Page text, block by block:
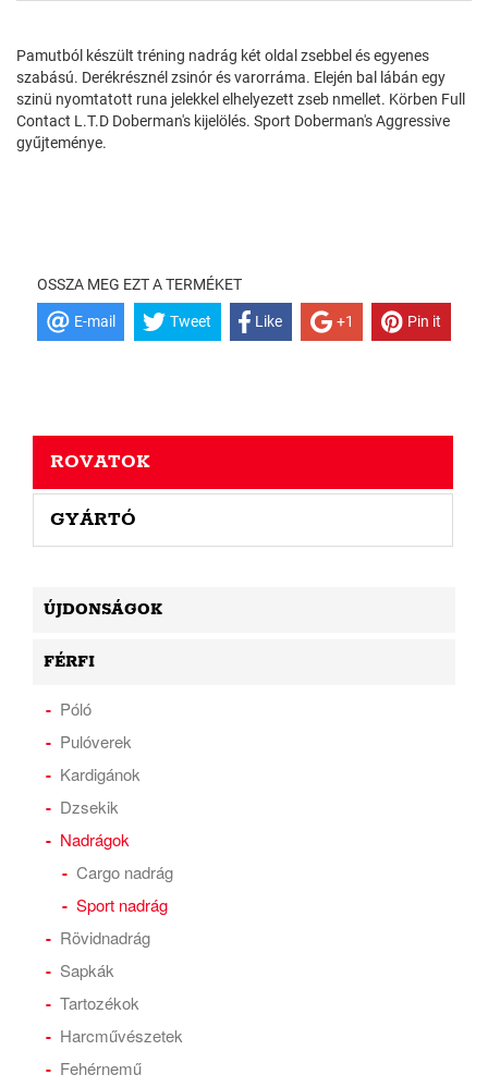
Pamutból készült tréning nadrág két oldal zsebbel és egyenes
szabású. Derékrésznél zsinór és varorráma. Elején bal lábán egy
szinü nyomtatott runa jelekkel elhelyezett zseb nmellet. Körben Full
Contact L.T.D Doberman's kijelölés. Sport Doberman's Aggressive
gyűjteménye.
OSSZA MEG EZT A TERMÉKET
E-mail Tweet Like +1 Pin it
ROVATOK
GYÁRTÓ
ÚJDONSÁGOK
FÉRFI
Póló
Pulóverek
Kardigánok
Dzsekik
Nadrágok
Cargo nadrág
Sport nadrág
Rövidnadrág
Sapkák
Tartozékok
Harcművészetek
Fehérnemű